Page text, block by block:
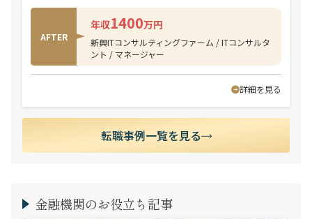
AFTER
年収1400万円
新興ITコンサルティングファーム / ITコンサルタ
ント / マネージャー
詳細を見る
転職事例一覧を見る
金融機関のお役立ち記事